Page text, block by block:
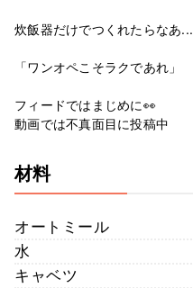
炊飯器だけでつくれたらなあ...
「ワンオペこそラクであれ」
フィードではまじめに👀
動画では不真面目に投稿中
材料
オートミール
水
キャベツ